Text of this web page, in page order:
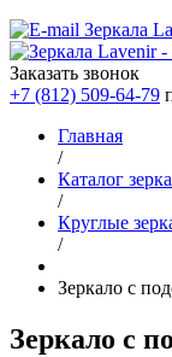
Заказать звонок
+7 (812) 509-64-79
Главная
/
Каталог
/
Круглые
/
Зеркало с
Зеркало с